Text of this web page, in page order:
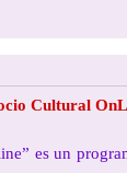
Cultural
es un